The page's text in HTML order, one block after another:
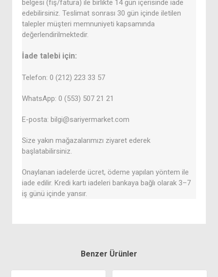
belgesi (fiş/fatura) ile birlikte 14 gün içerisinde iade
edebilirsiniz. Teslimat sonrası 30 gün içinde iletilen
talepler müşteri memnuniyeti kapsamında
değerlendirilmektedir.
İade talebi için:
Telefon: 0 (212) 223 33 57
WhatsApp: 0 (553) 507 21 21
E-posta: bilgi@sariyermarket.com
Size yakın mağazalarımızı ziyaret ederek
başlatabilirsiniz.
Onaylanan iadelerde ücret, ödeme yapılan yöntem ile
iade edilir. Kredi kartı iadeleri bankaya bağlı olarak 3–7
iş günü içinde yansır.
Benzer Ürünler